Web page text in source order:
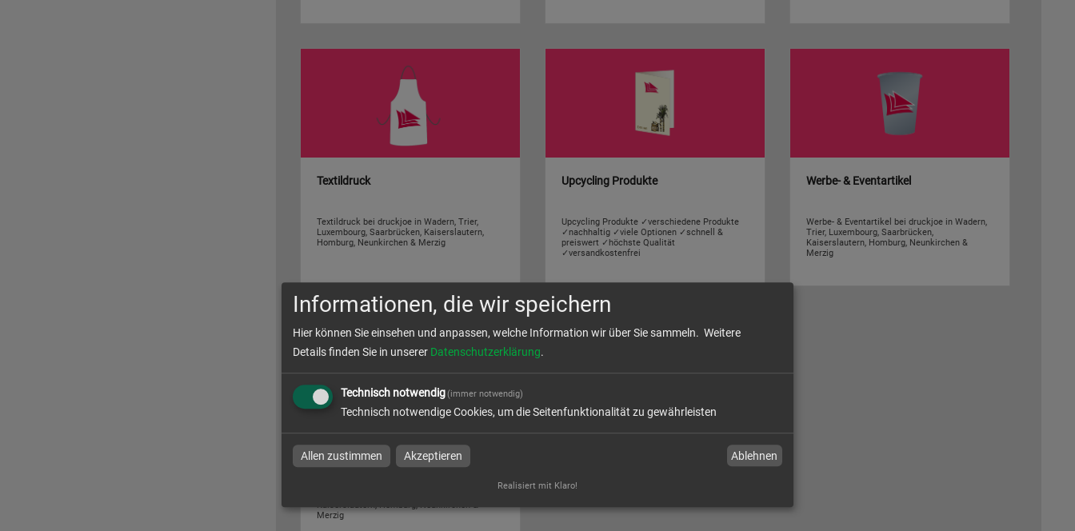
Textildruck
Textildruck bei druckjoe in Wadern, Trier,
Luxembourg, Saarbrücken, Kaiserslautern,
Homburg, Neunkirchen & Merzig
Upcycling Produkte
Upcycling Produkte ✓verschiedene Produkte
✓nachhaltig ✓viele Optionen ✓schnell &
preiswert ✓höchste Qualität
✓versandkostenfrei
Werbe- & Eventartikel
Werbe- & Eventartikel bei druckjoe in Wadern,
Trier, Luxembourg, Saarbrücken,
Kaiserslautern, Homburg, Neunkirchen &
Merzig
Sonderproduktionen
Kaiserslautern, Homburg, Neunkirchen &
Merzig
Informationen, die wir speichern
Hier können Sie einsehen und anpassen, welche Information wir über Sie sammeln. Weitere
Details finden Sie in unserer Datenschutzerklärung.
Technisch notwendig(immer notwendig)
Technisch notwendige Cookies, um die Seitenfunktionalität zu gewährleisten
Allen zustimmen Akzeptieren Ablehnen
Realisiert mit Klaro!